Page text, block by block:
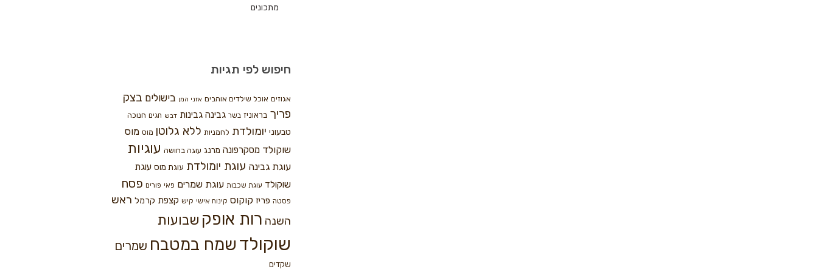
מתכונים
חיפוש לפי תגיות
אגוזים אוכל שילדים אוהבים אזני המן בישולים בצק
פריך בראוניז בשר גבינה גבינות דבש חגים חנוכה
טבעוני יומולדת לחמניות ללא גלוטן מוס מוס
שוקולד מסקרפונה מרנג עוגה בחושה עוגיות
עוגת גבינה עוגת יומולדת עוגת מוס עוגת
שוקולד עוגת שכבות עוגת שמרים פאי פורים פסח
פסטה פריז קוקוס קינוח אישי קיש קצפת קרמל ראש
השנה רות אופק שבועות
שוקולד שמח במטבח שמרים
שקדים